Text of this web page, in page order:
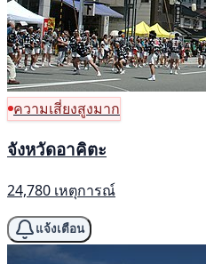
ความเสี่ยงสูงมาก
จังหวัดอาคิตะ
24,780 เหตุการณ์
แจ้งเตือน